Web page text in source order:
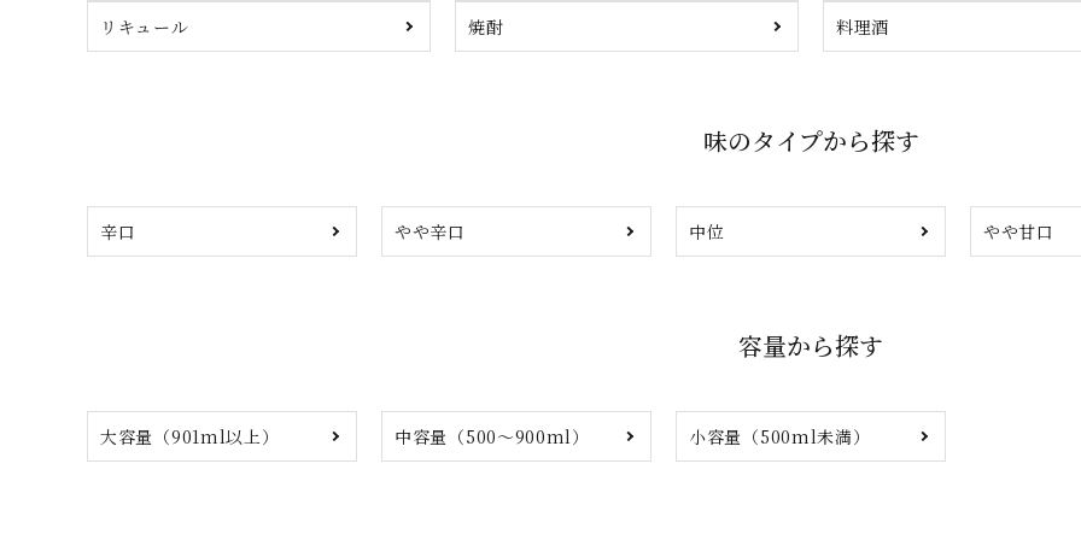
リキュール 焼酎 料理酒
味のタイプから探す
辛口 やや辛口 中位 やや甘口
容量から探す
大容量（901ml以上） 中容量（500～900ml） 小容量（500ml未満）